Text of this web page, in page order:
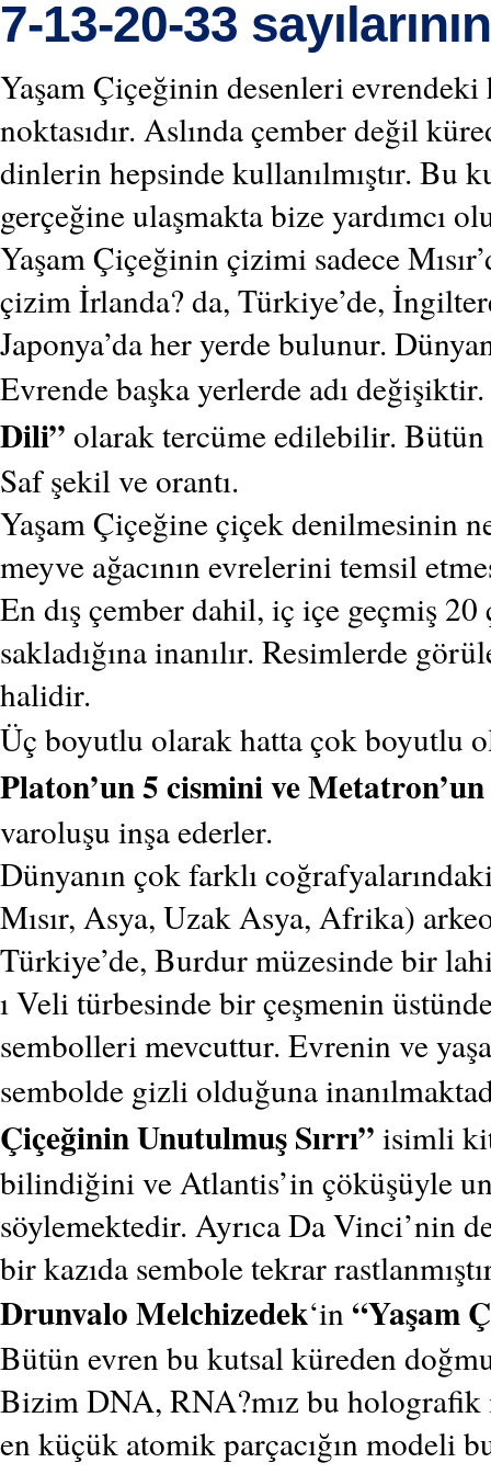
7-13-20-33
Yaşam Çiçeğinin desenleri evrendeki
noktasıdır. Aslında çember değil
dinlerin hepsinde kullanılmıştır. Bu
gerçeğine ulaşmakta bize yardımcı
Yaşam Çiçeğinin çizimi sadece
çizim İrlanda? da, Türkiye’de,
Japonya’da her yerde bulunur.
Evrende başka yerlerde adı
Dili” olarak tercüme edilebilir.
Saf şekil ve orantı.
Yaşam Çiçeğine çiçek denilmesinin
meyve ağacının evrelerini temsil
En dış çember dahil, iç içe geçmiş
sakladığına inanılır. Resimlerde
halidir.
Üç boyutlu olarak hatta çok boyutlu
Platon’un 5 cismini ve Metatron’un
varoluşu inşa ederler.
Dünyanın çok farklı
Mısır, Asya, Uzak Asya, Afrika)
Türkiye’de, Burdur müzesinde bir
ı Veli türbesinde bir çeşmenin
sembolleri mevcuttur. Evrenin ve
sembolde gizli olduğuna
Çiçeğinin Unutulmuş Sırrı” isimli
bilindiğini ve Atlantis’in çöküşüyle
söylemektedir. Ayrıca Da Vinci’nin
bir kazıda sembole tekrar
Drunvalo Melchizedek‘in “Yaşam
Bütün evren bu kutsal küreden
Bizim DNA, RNA?mız bu
en küçük atomik parçacığın modeli